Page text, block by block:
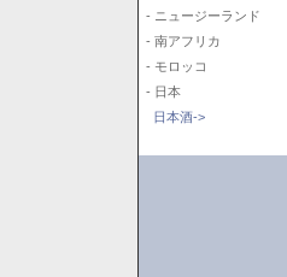
- ニュージーランド
- 南アフリカ
- モロッコ
- 日本
日本酒->